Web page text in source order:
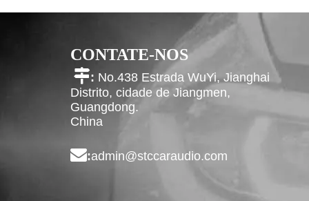
CONTATE-NOS
: No.438 Estrada WuYi, Jianghai
Distrito, cidade de Jiangmen,
Guangdong.
China
:admin@stccaraudio.com